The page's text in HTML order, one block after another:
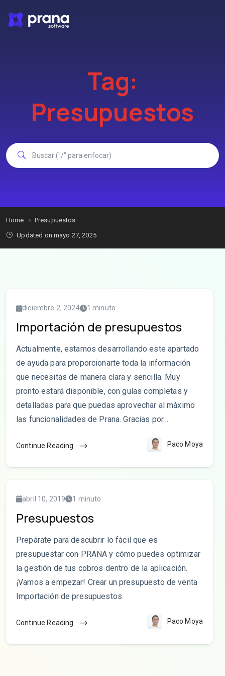
Tag:
Presupuestos
Home
Presupuestos
Updated on mayo 27, 2025
diciembre 2, 2024 1 minuto
Importación de presupuestos
Actualmente, estamos desarrollando este apartado
de ayuda para proporcionarte toda la información
que necesitas de manera clara y sencilla. Muy
pronto estará disponible, con guías completas y
detalladas para que puedas aprovechar al máximo
las funcionalidades de Prana. Gracias por…
Continue Reading Paco Moya
abril 10, 2019 1 minuto
Presupuestos
Prepárate para descubrir lo fácil que es
presupuestar con PRANA y cómo puedes optimizar
la gestión de tus cobros dentro de la aplicación.
¡Vamos a empezar! Crear un presupuesto de venta
Importación de presupuestos
Continue Reading Paco Moya